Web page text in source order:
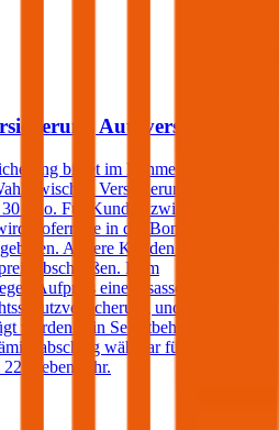
Autoversicherung
bietet im Rahmen der Kfz-
zwischen Versicherungssummen
Mio. Für Kunden zwischen dem
sofern sie in der Bonus Malus-
Andere Kunden können
abschließen. Dem
Aufpreis eine Insassen-
und/oder ein
werden. Ein Selbstbehalt in der
wählbar für
Lebensjahr.